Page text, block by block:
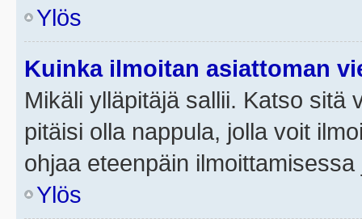
Ylös
Kuinka ilmoitan asiattoman
Mikäli ylläpitäjä sallii. Katso sitä
pitäisi olla nappula, jolla voit
ohjaa eteenpäin
Ylös